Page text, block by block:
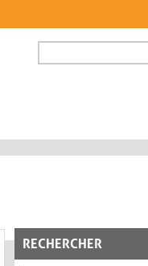
FORMULAIRE DE
RECHERCHER